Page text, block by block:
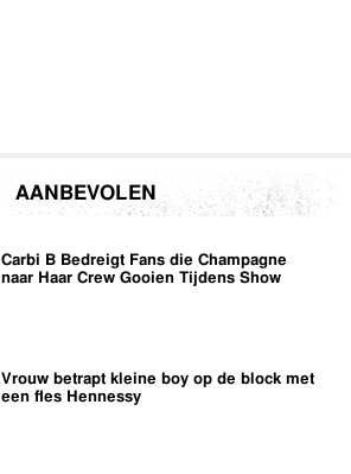
AANBEVOLEN
Carbi B Bedreigt Fans die Champagne
naar Haar Crew Gooien Tijdens Show
Vrouw betrapt kleine boy op de block met
een fles Hennessy